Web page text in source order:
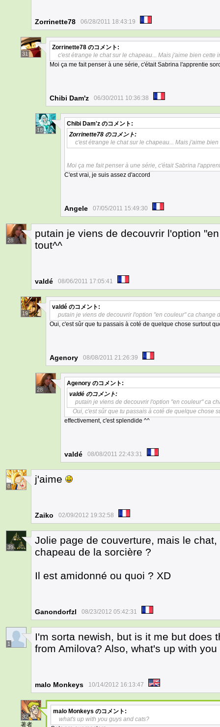
Zorrinette78 06/28/2011 18:43:19
31
Zorrinette78 のコメント:
c'est étrange le chat sur le chapeau... Mais j'aime bien cette
Moi ça me fait penser à une série, c'était Sabrina l'apprentie
Chibi Dam'z 06/30/2011 10:36:38
18
Chibi Dam'z のコメント:
Zorrinette78 のコメント:
c'est étrange le chat sur le chapeau... Mais j'aime
Moi ça me fait penser à une série, c'était Sabrina
C'est vrai, je suis assez d'accord
Angele 07/05/2011 15:49:30
28
putain je viens de decouvrir l'option
tout^^
valdé 08/06/2011 17:05:41
19
valdé のコメント:
putain je viens de decouvrir l'option "en couleur" ca change
Oui, c'est sûr que tu passais à coté de quelque chose surtout
Agenory 08/08/2011 21:26:39
28
Agenory のコメント:
valdé のコメント:
putain je viens de decouvrir l'option "en couleur" ca
Oui, c'est sûr que tu passais à coté de quelque chose
effectivement, c'est splendide ^^
valdé 08/08/2011 22:43:31
8
j'aime
Zaiko 02/09/2012 19:32:58
39
Jolie page de couverture, mais le
chapeau de la sorcière ?
Il est amidonné ou quoi ? XD
Ganondorfzl 08/23/2012 05:42:31
1
I'm sorta newish, but is it me but does
from Amilova? Also, what's up with
malo Monkeys 10/14/2012 16:13:47
32
著者
malo Monkeys のコメント:
what's up with you guys and cats?